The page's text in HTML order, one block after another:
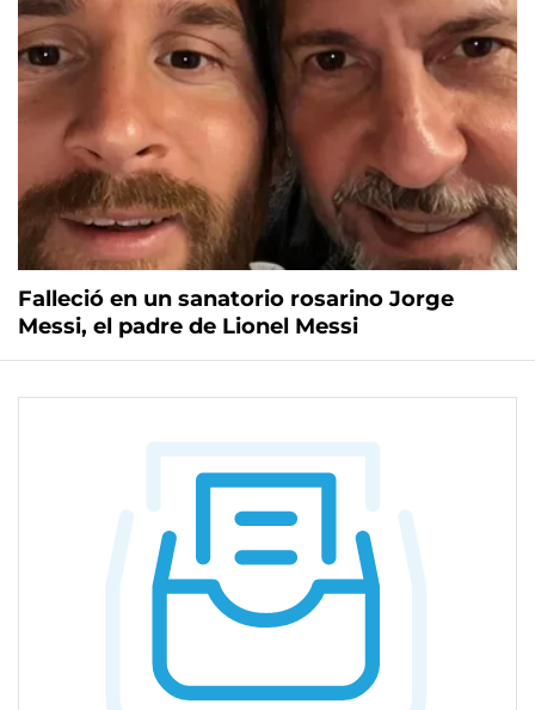
Falleció en un sanatorio rosarino Jorge
Messi, el padre de Lionel Messi